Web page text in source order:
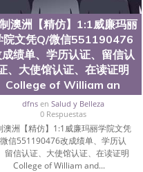
会和影响力的高等教育机构
国大学教学排名中表现优异
司甚至在学生大三和大四的
大学系统(CSU), 圣何塞州立
Valley), 于附近的旧金山-
硕士学科，并有来自世界60
学，艺术设计，和航空学等
家的专业人士前来研究与学
认到账转制作点做电子图；
做好拍照或者视频确认再付
1、教育部学历学位认证，
存档可查。 3、留信网真实
筑学院、商学院、交流学院
澳洲【精仿】1:1威廉玛丽
院文凭Q/微信551190476
绩单、学历认证、留信认
、大使馆认证、在读证明
College of William an
dfnsen Salud y Belleza
0 Respuestas
澳洲【精仿】1:1威廉玛丽学院文凭
信551190476改成绩单、学历认
留信认证、大使馆认证、在读证明
College of William and...